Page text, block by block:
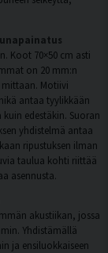
Koot 70×50 cm asti
on 20 mm:n
Motiivi
antaa tyylikkään
edestäkin. Suoran
yhdistelmä antaa
ripustuksen ilman
taulua kohti riittää
asennusta.
akustiikan, jossa
Yhdistämällä
ja ensiluokkaiseen